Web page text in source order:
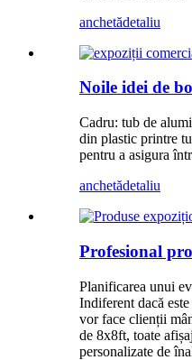
anchetădetaliu
Noile idei de
Cadru: tub de
din plastic printre
pentru a asigura
anchetădetaliu
Profesional
Planificarea unui
Indiferent dacă
vor face clienții
de 8x8ft, toate
personalizate de